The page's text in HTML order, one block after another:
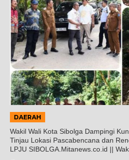
DAERAH
Wakil Wali Kota Sibolga Dampingi
Tinjau Lokasi Pascabencana dan
LPJU SIBOLGA.Mitanews.co.id ||